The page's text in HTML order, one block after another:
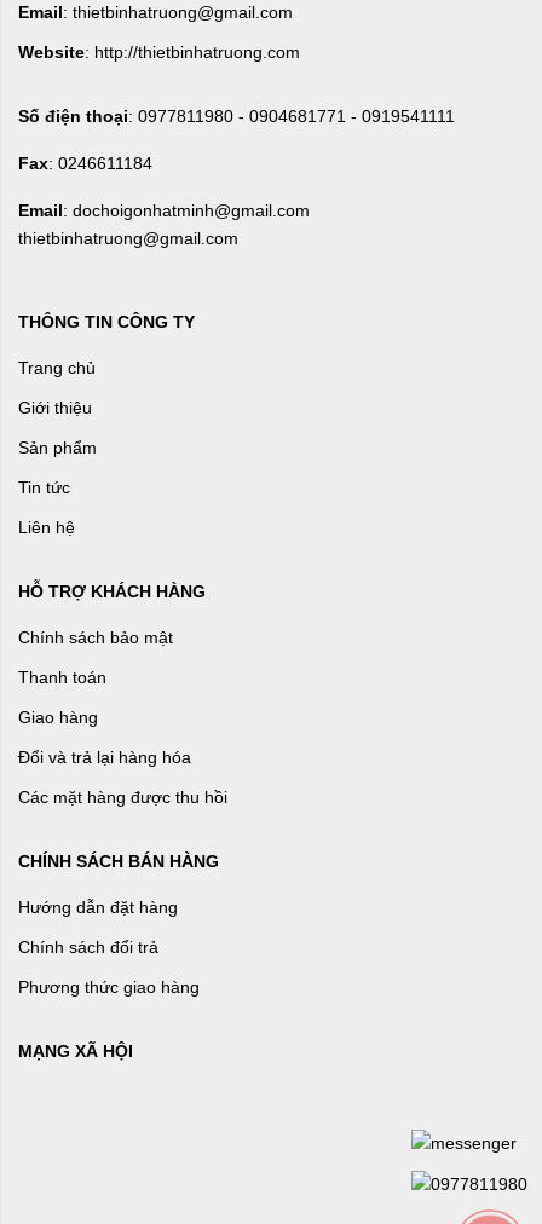
Email: thietbinhatruong@gmail.com
Website: http://thietbinhatruong.com
Số điện thoại: 0977811980 - 0904681771 - 0919541111
Fax: 0246611184
Email: dochoigonhatminh@gmail.com
thietbinhatruong@gmail.com
THÔNG TIN CÔNG TY
Trang chủ
Giới thiệu
Sản phẩm
Tin tức
Liên hệ
HỖ TRỢ KHÁCH HÀNG
Chính sách bảo mật
Thanh toán
Giao hàng
Đổi và trả lại hàng hóa
Các mặt hàng được thu hồi
CHÍNH SÁCH BÁN HÀNG
Hướng dẫn đặt hàng
Chính sách đổi trả
Phương thức giao hàng
MẠNG XÃ HỘI